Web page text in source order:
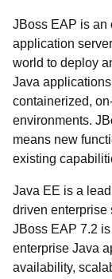
JBoss EAP is an
application
world to deploy
Java
containerized,
environments.
means new
existing
Java EE is a
driven enterprise
JBoss EAP 7.2
enterprise Java
availability,